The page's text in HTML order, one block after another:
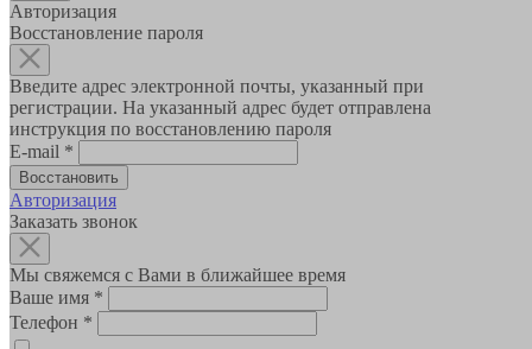
Авторизация
Восстановление пароля
Введите адрес электронной почты, указанный при
регистрации. На указанный адрес будет отправлена
инструкция по восстановлению пароля
E-mail *
Авторизация
Заказать звонок
Мы свяжемся с Вами в ближайшее время
Ваше имя *
Телефон *